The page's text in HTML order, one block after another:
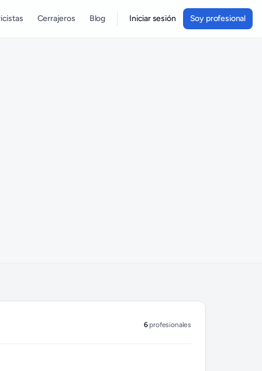
Cerrajeros Blog Iniciar sesión Soy profesional
6 profesionales